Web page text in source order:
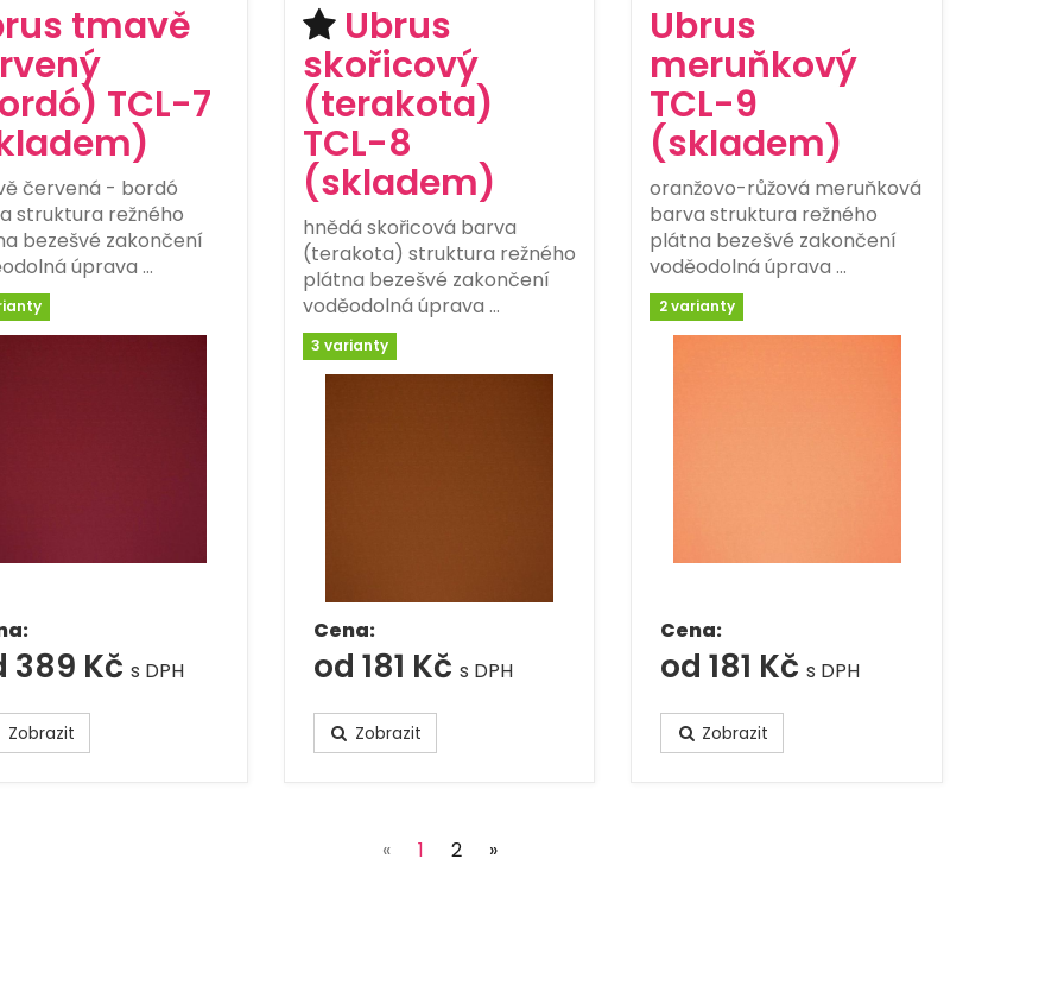
tmavě
TCL-7
červená - bordó
struktura režného
bezešvé zakončení
úprava …
389 Kč s DPH
Zobrazit
Ubrus
skořicový
(terakota)
TCL-8
(skladem)
hnědá skořicová barva
(terakota) struktura režného
plátna bezešvé zakončení
voděodolná úprava …
3 varianty
Cena:
od 181 Kč s DPH
Zobrazit
Ubrus
meruňkový
TCL-9
(skladem)
oranžovo-růžová meruňková
barva struktura režného
plátna bezešvé zakončení
voděodolná úprava …
2 varianty
Cena:
od 181 Kčs DPH
Zobrazit
« 1(current)
2 »